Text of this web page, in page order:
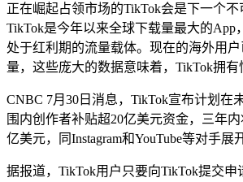
正在崛起占领市场的TikTok会是下一个不
TikTok是今年以来全球下载量最大的App
处于红利期的流量载体。现在的海外用
量，这些庞大的数据意味着，TikTok拥有
CNBC 7月30日消息，TikTok宣布计划在
围内创作者补贴超20亿美元资金，三年
亿美元，同Instagram和YouTube等对手展
据报道，TikTok用户只要向TikTok提交申